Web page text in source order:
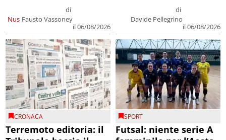
Nus
di
Fausto Vassoney
il 06/08/2026
di
Davide Pellegrino
il 06/08/2026
CRONACA
Terremoto editoria: il
SPORT
Futsal: niente serie A